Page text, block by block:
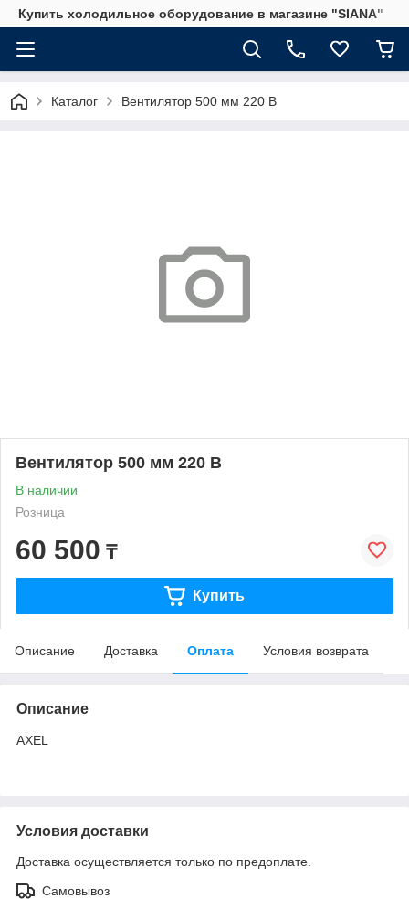
Купить холодильное оборудование в магазине "SIANA"
Каталог Вентилятор 500 мм 220 В
Вентилятор 500 мм 220 В
В наличии
Розница
60 500 ₸
Купить
Описание Доставка Оплата Условия возврата
Описание
AXEL
Условия доставки
Доставка осуществляется только по предоплате.
Самовывоз